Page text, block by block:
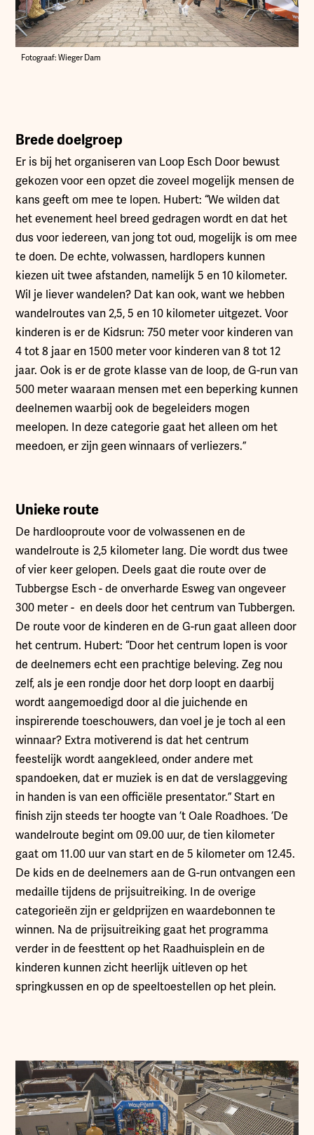
Fotograaf: Wieger Dam
Brede doelgroep
Er is bij het organiseren van Loop Esch Door bewust
gekozen voor een opzet die zoveel mogelijk mensen de
kans geeft om mee te lopen. Hubert: “We wilden dat
het evenement heel breed gedragen wordt en dat het
dus voor iedereen, van jong tot oud, mogelijk is om mee
te doen. De echte, volwassen, hardlopers kunnen
kiezen uit twee afstanden, namelijk 5 en 10 kilometer.
Wil je liever wandelen? Dat kan ook, want we hebben
wandelroutes van 2,5, 5 en 10 kilometer uitgezet. Voor
kinderen is er de Kidsrun: 750 meter voor kinderen van
4 tot 8 jaar en 1500 meter voor kinderen van 8 tot 12
jaar. Ook is er de grote klasse van de loop, de G-run van
500 meter waaraan mensen met een beperking kunnen
deelnemen waarbij ook de begeleiders mogen
meelopen. In deze categorie gaat het alleen om het
meedoen, er zijn geen winnaars of verliezers.”
Unieke route
De hardlooproute voor de volwassenen en de
wandelroute is 2,5 kilometer lang. Die wordt dus twee
of vier keer gelopen. Deels gaat die route over de
Tubbergse Esch - de onverharde Esweg van ongeveer
300 meter - en deels door het centrum van Tubbergen.
De route voor de kinderen en de G-run gaat alleen door
het centrum. Hubert: “Door het centrum lopen is voor
de deelnemers echt een prachtige beleving. Zeg nou
zelf, als je een rondje door het dorp loopt en daarbij
wordt aangemoedigd door al die juichende en
inspirerende toeschouwers, dan voel je je toch al een
winnaar? Extra motiverend is dat het centrum
feestelijk wordt aangekleed, onder andere met
spandoeken, dat er muziek is en dat de verslaggeving
in handen is van een officiële presentator.” Start en
finish zijn steeds ter hoogte van ’t Oale Roadhoes. ’De
wandelroute begint om 09.00 uur, de tien kilometer
gaat om 11.00 uur van start en de 5 kilometer om 12.45.
De kids en de deelnemers aan de G-run ontvangen een
medaille tijdens de prijsuitreiking. In de overige
categorieën zijn er geldprijzen en waardebonnen te
winnen. Na de prijsuitreiking gaat het programma
verder in de feesttent op het Raadhuisplein en de
kinderen kunnen zicht heerlijk uitleven op het
springkussen en op de speeltoestellen op het plein.